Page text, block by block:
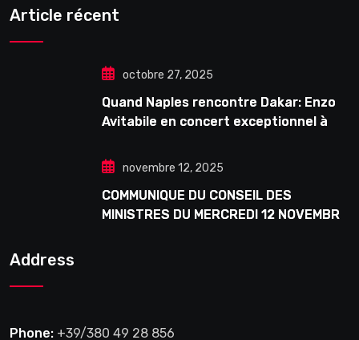
Article récent
octobre 27, 2025
Quand Naples rencontre Dakar: Enzo
Avitabile en concert exceptionnel à
novembre 12, 2025
COMMUNIQUE DU CONSEIL DES
MINISTRES DU MERCREDI 12 NOVEMBRE
Address
Phone: +39/380 49 28 856